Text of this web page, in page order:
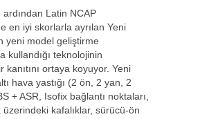
ardından Latin NCAP
en iyi skorlarla ayrılan Yeni
yeni model geliştirme
kullandığı teknolojinin
kanıtını ortaya koyuyor. Yeni
hava yastığı (2 ön, 2 yan, 2
+ ASR, Isofix bağlantı noktaları,
kafalıklar, sürücü-ön